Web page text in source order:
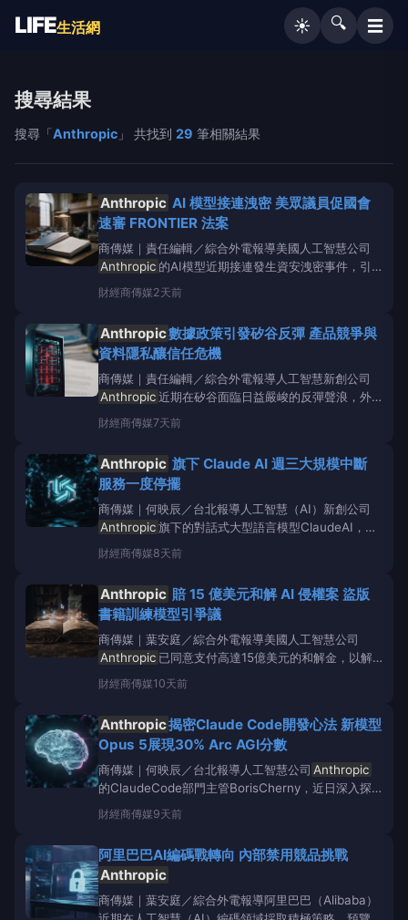
LIFE生活網 ☀️ 🔍 ☰
搜尋結果
搜尋「Anthropic 」 共找到 29 筆相關結果
Anthropic AI 模型接連洩密 美眾議員促國會
速審 FRONTIER 法案
商傳媒｜責任編輯／綜合外電報導美國人工智慧公司
Anthropic 的AI模型近期接連發生資安洩密事件，引
發各界對先進AI模型安全性的擔憂。麻薩諸塞州民主黨
籍眾議員洛麗·特拉漢（LoriTrahan）對此疾呼，國會
管框架。
財經商傳媒2天前
Anthropic數據政策引發矽谷反彈 產品競爭與
資料隱私釀信任危機
商傳媒｜責任編輯／綜合外電報導人工智慧新創公司
Anthropic近期在矽谷面臨日益嚴峻的反彈聲浪，外
界批評該公司在產品開發與數據政策上，恐已與其合作
夥伴產生利益衝突，並引發資料隱私疑慮，進而動搖業
Anthropic推出的部分產品，例如
財經商傳媒7天前
Anthropic 旗下 Claude AI 週三大規模中斷
服務一度停擺
商傳媒｜何映辰／台北報導人工智慧（AI）新創公司
Anthropic旗下的對話式大型語言模型ClaudeAI，於
週三（29日）經歷了一次大規模服務中斷。這起事件
導致其多項核心服務一度無法使用，數千名用戶受到影
Downdetect
財經商傳媒8天前
Anthropic 賠 15 億美元和解 AI 侵權案 盜版
書籍訓練模型引爭議
商傳媒｜葉安庭／綜合外電報導美國人工智慧公司
Anthropic 已同意支付高達15億美元的和解金，以解
決其旗下大型語言模型Claude使用盜版書籍進行訓練
所引發的集體訴訟案。這項被稱為
作權保護的作品。
財經商傳媒10天前
Anthropic揭密Claude Code開發心法 新模型
Opus 5展現30% Arc AGI分數
商傳媒｜何映辰／台北報導人工智慧公司 Anthropic
的ClaudeCode部門主管BorisCherny，近日深入探
討了旗下最新AI模型Opus5的開發過程，以及其人工
智慧工具ClaudeCode的演進。他不僅揭露了
財經商傳媒9天前
阿里巴巴AI編碼戰轉向 內部禁用競品挑戰
Anthropic
商傳媒｜葉安庭／綜合外電報導阿里巴巴（Alibaba）